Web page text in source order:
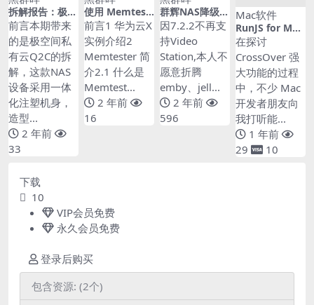
拆解报告：极空
间私有云Q2C
前言本期带来
的是极空间私
有云Q2C的拆
解，这款NAS
设备采用一体
化注塑机身，
造型...
2 年前
33
使用 Memtest
er 对华为云 X
实例进行内存性
能测试
前言1 华为云X
实例介绍2
Memtester 简
介2.1 什么是
Memtest...
2 年前
16
群辉NAS降级使
用Video Statio
n：7.2.2降级为
7.2.1，也可降
为其他版本
因7.2.2不再支
持Video
Station,本人不
愿意折腾
emby、jell...
2 年前
596
Mac软件
RunJS for Mac
v3.1.0 专业的Ja
vaScript开发工
具
在探讨
CrossOver 强
大功能的过程
中，不少 Mac
开发者朋友向
我打听能...
1 年前
29
10
下载
10
VIP会员免费
永久会员免费
登录后购买
包含资源: (2个)